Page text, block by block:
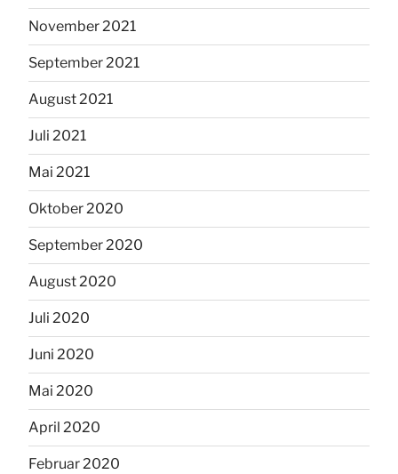
November 2021
September 2021
August 2021
Juli 2021
Mai 2021
Oktober 2020
September 2020
August 2020
Juli 2020
Juni 2020
Mai 2020
April 2020
Februar 2020